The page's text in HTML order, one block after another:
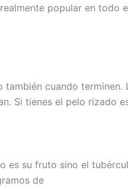
popular en todo
cuando terminen.
Si tienes el pelo rizado
es su fruto sino el
de